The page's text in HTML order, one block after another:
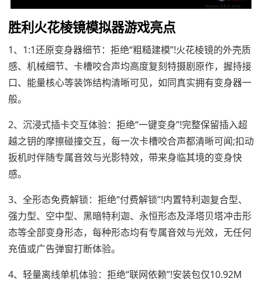
胜利火花棱镜模拟器游戏亮点
1、1:1还原变身器细节：拒绝“粗糙建模”!火花棱镜的外壳质
感、机械细节、卡槽咬合声均高度复刻特摄剧原作，握持接
口、能量核心等装饰结构清晰可见，如同真实拥有变身器一
般。
2、沉浸式插卡交互体验：拒绝“一键变身”!完整保留插入超
越之钥的摩擦碰撞交互，每一次卡槽咬合声都清晰可闻;扣动
扳机时伴随专属音效与光影特效，带来身临其境的变身快
感。
3、全形态免费解锁：拒绝“付费解锁”!内置特利迦复合型、
强力型、空中型、黑暗特利迦、永恒形态及泽塔贝塔冲击形
态等全部变身形态，每种形态均有专属音效与光效，无任何
充值或广告弹窗打断体验。
4、轻量离线单机体验：拒绝“联网依赖”!安装包仅10.92M